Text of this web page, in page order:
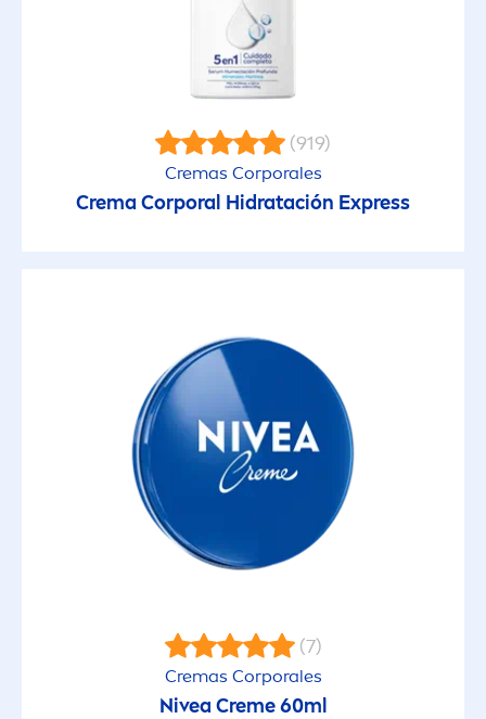
Limpieza Facial
PROPIEDADES
1 Ingrediente Activo
Antigrasa
(919)
Cremas Corporales
Crema Corporal Hidratación Express
(7)
Cremas Corporales
Nivea Creme60ml